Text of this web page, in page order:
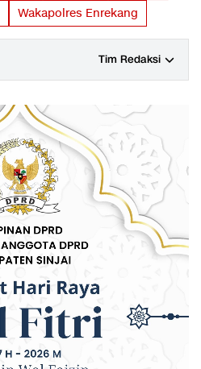
Wakapolres Enrekang
Tim Redaksi